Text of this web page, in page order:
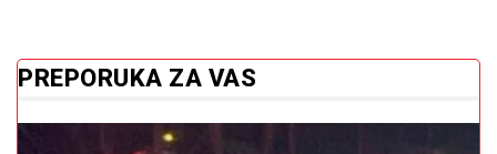
PREPORUKA ZA VAS